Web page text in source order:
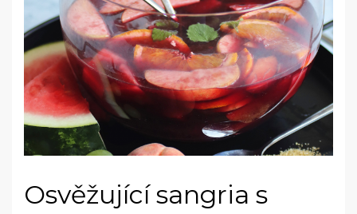
Osvěžující sangria s